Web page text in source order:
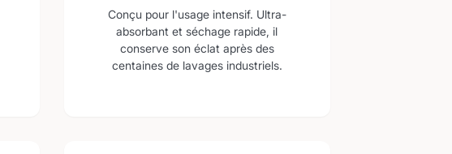
Conçu pour l'usage intensif. Ultra-
absorbant et séchage rapide, il
conserve son éclat après des
centaines de lavages industriels.